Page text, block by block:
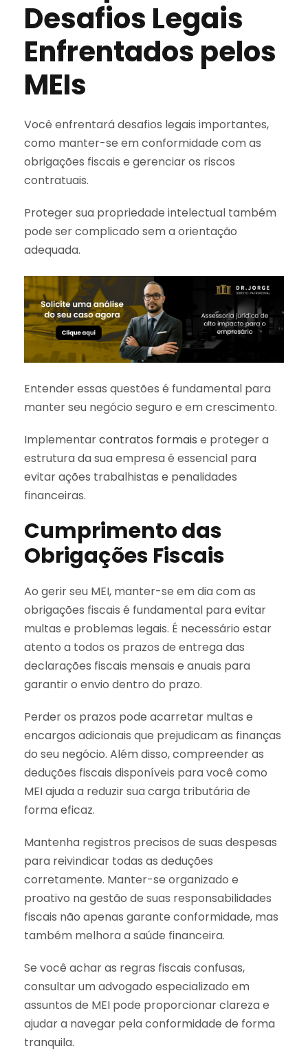
Desafios Legais
Enfrentados pelos
MEIs
Você enfrentará desafios legais importantes,
como manter-se em conformidade com as
obrigações fiscais e gerenciar os riscos
contratuais.
Proteger sua propriedade intelectual também
pode ser complicado sem a orientação
adequada.
Entender essas questões é fundamental para
manter seu negócio seguro e em crescimento.
Implementarcontratos formais e proteger a
estrutura da sua empresa é essencial para
evitar ações trabalhistas e penalidades
financeiras.
Cumprimento das
Obrigações Fiscais
Ao gerir seu MEI, manter-se em dia com as
obrigações fiscais é fundamental para evitar
multas e problemas legais. É necessário estar
atento a todos os prazos de entrega das
declarações fiscais mensais e anuais para
garantir o envio dentro do prazo.
Perder os prazos pode acarretar multas e
encargos adicionais que prejudicam as finanças
do seu negócio. Além disso, compreender as
deduções fiscais disponíveis para você como
MEI ajuda a reduzir sua carga tributária de
forma eficaz.
Mantenha registros precisos de suas despesas
para reivindicar todas as deduções
corretamente. Manter-se organizado e
proativo na gestão de suas responsabilidades
fiscais não apenas garante conformidade, mas
também melhora a saúde financeira.
Se você achar as regras fiscais confusas,
consultar um advogado especializado em
assuntos de MEI pode proporcionar clareza e
ajudar a navegar pela conformidade de forma
tranquila.